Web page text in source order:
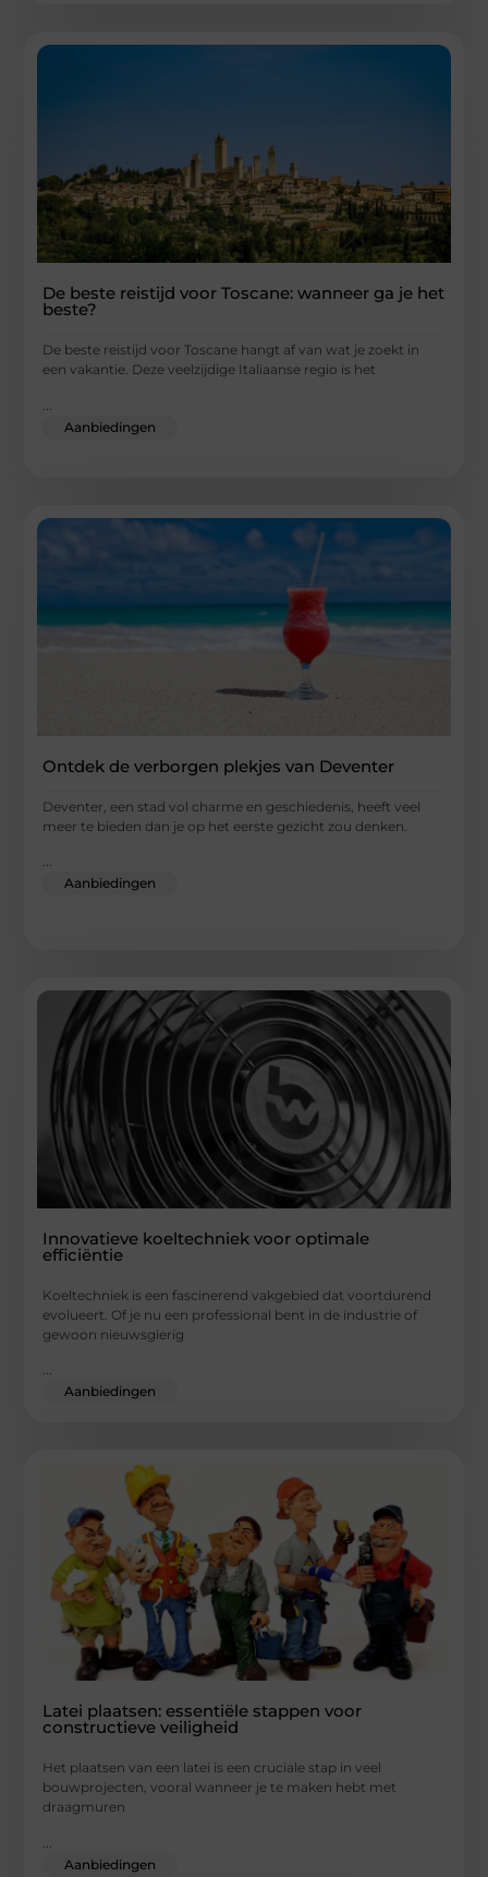
De beste reistijd voor Toscane: wanneer ga je het
beste?
De beste reistijd voor Toscane hangt af van wat je zoekt in
een vakantie. Deze veelzijdige Italiaanse regio is het
Aanbiedingen
Ontdek de verborgen plekjes van Deventer
Deventer, een stad vol charme en geschiedenis, heeft veel
meer te bieden dan je op het eerste gezicht zou denken.
...
Aanbiedingen
Innovatieve koeltechniek voor optimale
efficiëntie
Koeltechniek is een fascinerend vakgebied dat voortdurend
evolueert. Of je nu een professional bent in de industrie of
gewoon nieuwsgierig
...
Aanbiedingen
Latei plaatsen: essentiële stappen voor
constructieve veiligheid
Het plaatsen van een latei is een cruciale stap in veel
bouwprojecten, vooral wanneer je te maken hebt met
draagmuren
Aanbiedingen